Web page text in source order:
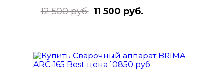
12 500 руб. 11 500 руб.